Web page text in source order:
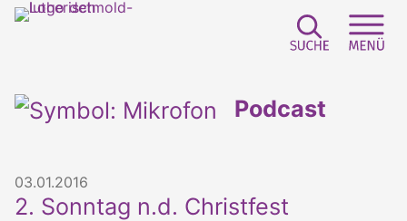
Podcast
03.01.2016
2. Sonntag n.d. Christfest